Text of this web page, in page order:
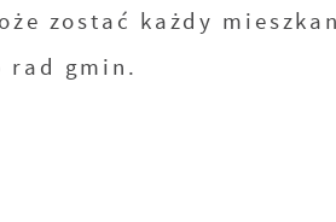
zostać każdy
rad gmin.